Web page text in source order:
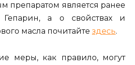
препаратом является ранее
Гепарин, а о свойствах и
масла почитайте здесь.
меры, как правило, могут